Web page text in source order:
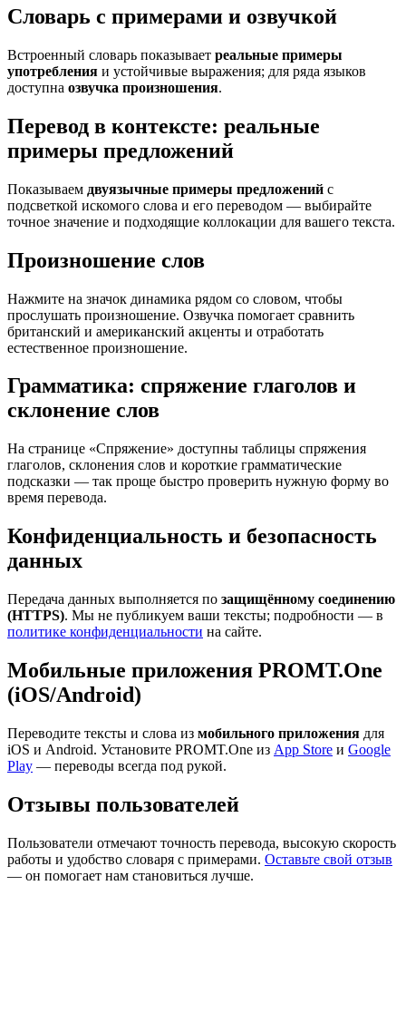
Словарь с примерами и озвучкой
Встроенный словарь показывает реальные примеры
употребления и устойчивые выражения; для ряда языков
доступна озвучка произношения.
Перевод в контексте: реальные
примеры предложений
Показываем двуязычные примеры предложений с
подсветкой искомого слова и его переводом — выбирайте
точное значение и подходящие коллокации для вашего текста.
Произношение слов
Нажмите на значок динамика рядом со словом, чтобы
прослушать произношение. Озвучка помогает сравнить
британский и американский акценты и отработать
естественное произношение.
Грамматика: спряжение глаголов и
склонение слов
На странице «Спряжение» доступны таблицы спряжения
глаголов, склонения слов и короткие грамматические
подсказки — так проще быстро проверить нужную форму во
время перевода.
Конфиденциальность и безопасность
данных
Передача данных выполняется по защищённому соединению
(HTTPS). Мы не публикуем ваши тексты; подробности — в
политике конфиденциальности на сайте.
Мобильные приложения PROMT.One
(iOS/Android)
Переводите тексты и слова из мобильного приложения для
iOS и Android. Установите PROMT.One из App Store и Google
Play — переводы всегда под рукой.
Отзывы пользователей
Пользователи отмечают точность перевода, высокую скорость
работы и удобство словаря с примерами. Оставьте свой отзыв
— он помогает нам становиться лучше.